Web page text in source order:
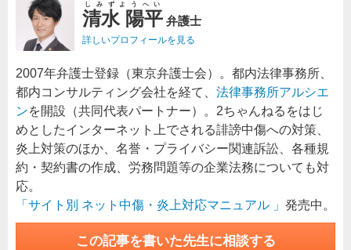
清水 陽平
しみずようへい
弁護士
詳しいプロフィールを見る
2007年弁護士登録（東京弁護士会）。都内法律事務所、
都内コンサルティング会社を経て、 法律事務所アルシエ
ンを開設（共同代表パートナー）。2ちゃんねるをはじ
めとしたインターネット上でされる誹謗中傷への対策、
炎上対策のほか、名誉・プライバシー関連訴訟、各種規
約・契約書の作成、労務問題等の企業法務についても対
応。
「サイト別 ネット中傷・炎上対応マニュアル 」 発売中。
この記事を書いた先生に相談する